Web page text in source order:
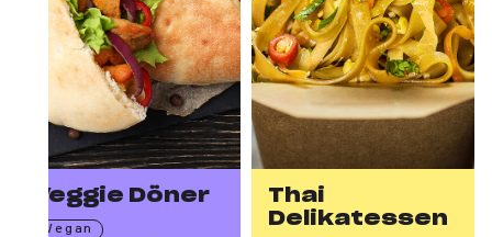
Veggie Döner
Vegan
Thai
Delikatessen